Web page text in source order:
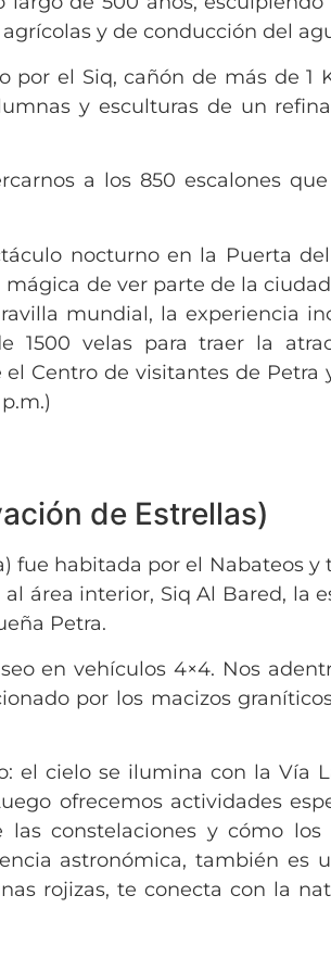
y de conducción del
por el Siq, cañón de más de 1
y esculturas de un
a los 850 escalones
nocturno en la Puerta del
de ver parte de la
mundial, la experiencia
1500 velas para traer la
Centro de visitantes de Petra
de Estrellas)
fue habitada por el Nabateos
área interior, Siq Al Bared, la
Petra.
en vehículos 4×4. Nos
por los macizos
el cielo se ilumina con la Vía
ofrecemos actividades
constelaciones y cómo los
astronómica, también es
rojizas, te conecta con la